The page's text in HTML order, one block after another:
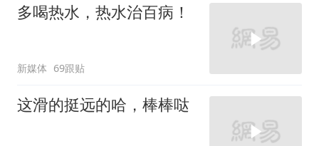
多喝热水，热水治百病！
新媒体 69跟贴
这滑的挺远的哈，棒棒哒